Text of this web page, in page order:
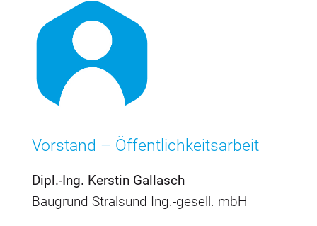
Vorstand – Öffentlichkeitsarbeit
Dipl.-Ing. Kerstin Gallasch
Baugrund Stralsund Ing.-gesell. mbH